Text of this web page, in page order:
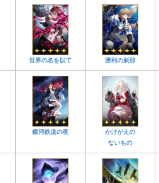
世界の名を以て 勝利の刹那
銀河鉄道の夜
かけがえの
ないもの